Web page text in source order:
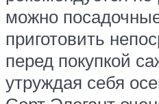
можно
приготовить
перед покупкой
утруждая себя